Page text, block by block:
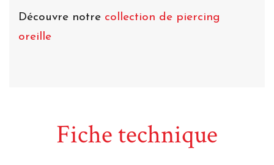
Découvre notre collection de piercing
oreille
Fiche technique